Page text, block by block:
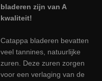
bladeren zijn van A
kwaliteit!
Catappa bladeren bevatten
veel tannines, natuurlijke
zuren. Deze zuren zorgen
voor een verlaging van de